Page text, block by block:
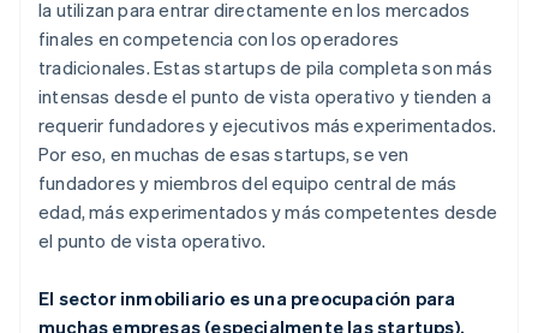
la utilizan para entrar directamente en los mercados
finales en competencia con los operadores
tradicionales. Estas startups de pila completa son más
intensas desde el punto de vista operativo y tienden a
requerir fundadores y ejecutivos más experimentados.
Por eso, en muchas de esas startups, se ven
fundadores y miembros del equipo central de más
edad, más experimentados y más competentes desde
el punto de vista operativo.
El sector inmobiliario es una preocupación para
muchas empresas (especialmente las startups).